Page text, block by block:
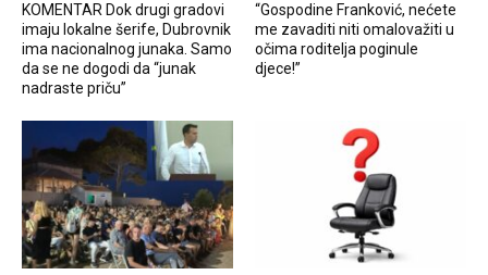
KOMENTAR Dok drugi gradovi
imaju lokalne šerife, Dubrovnik
ima nacionalnog junaka. Samo
da se ne dogodi da “junak
nadraste priču”
“Gospodine Franković, nećete
me zavaditi niti omalovažiti u
očima roditelja poginule
djece!”